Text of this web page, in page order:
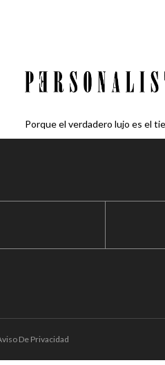
Porque el verdadero lujo es el
De Privacidad